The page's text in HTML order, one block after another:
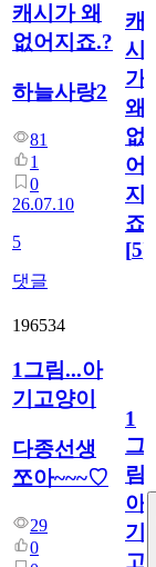
캐시가 왜
없어지죠.?
하늘사랑2
81
1
0
26.07.10
5
댓글
캐
시
가
왜
없
어
지
죠.?
[5]
196534
1그림...아
기고양이
다종선생
쪼아~~~♡
29
0
1
그
림...
아
기
고